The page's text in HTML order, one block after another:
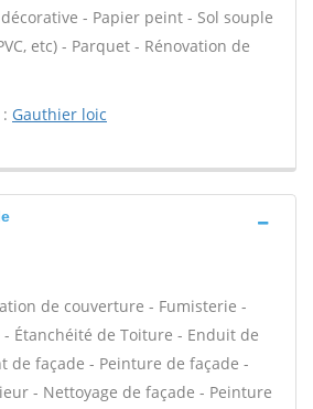
- Papier peint - Sol souple
etc) - Parquet - Rénovation de
Gauthier loic
de couverture - Fumisterie -
Étanchéité de Toiture - Enduit de
de façade - Peinture de façade -
- Nettoyage de façade - Peinture